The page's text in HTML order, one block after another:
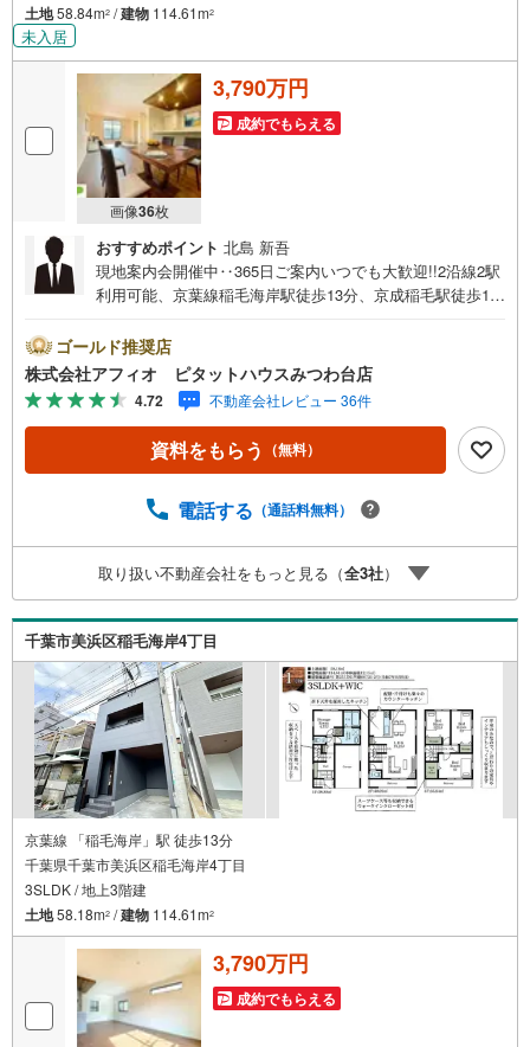
土地58.84m2 /建物 114.61m2
未入居
画像36枚
3,790万円
成約でもらえる
おすすめポイント 北島 新吾
現地案内会開催中‥365日ご案内いつでも大歓迎!!2沿線2駅
利用可能、京葉線稲毛海岸駅徒歩13分、京成稲毛駅徒歩14
分！稲浜中学校まで徒歩11分と子育てしやすい環境■19.2帖
の広々LDK、視線を気にせず過ごせる2階リビング■おしゃ
れな折下げ天井■リビング全体を見渡せるカウンターキッチ
ン■全室2面採光で換気もしやすい■主寝室には大容量のWI
C■陽当たりのいいバルコニー2か所■玄関がすっきり片付く
シューズボックス■カースペース1台分■住宅性能評価取得
ことなら株式会社アフィオにお任せください！● お客様の
よう全力でサポート致します！ご見学やご相談には迅速に
ご対応致します！お気軽にお問合せ下さいませ！■この物件
にお問い合わせして、後日本ページ記載の金額でご成約さ
れた場合、PayPayポイントをプレゼント！※ 条件等の詳
細は 説明ページをご覧ください。
ゴールド推奨店
株式会社アフィオ ピタットハウスみつわ台店
4.72 不動産会社レビュー 36件
資料をもらう （無料）
電話する （通話料無料）
取り扱い不動産会社をもっと見る（全3社）
千葉市美浜区稲毛海岸4丁目
京葉線 「稲毛海岸」駅 徒歩13分
千葉県千葉市美浜区稲毛海岸4丁目
3SLDK / 地上3階建
土地58.18m2 /建物 114.61m2
3,790万円
成約でもらえる